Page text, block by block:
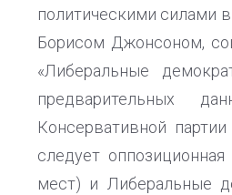
политическими силами
Борисом Джонсоном,
«Либеральные
предварительных
Консервативной
следует
мест) и Либеральные